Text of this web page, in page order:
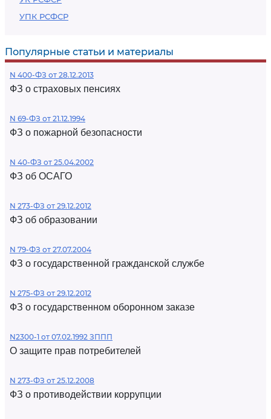
УПК РСФСР
Популярные статьи и материалы
N 400-ФЗ от 28.12.2013
ФЗ о страховых пенсиях
N 69-ФЗ от 21.12.1994
ФЗ о пожарной безопасности
N 40-ФЗ от 25.04.2002
ФЗ об ОСАГО
N 273-ФЗ от 29.12.2012
ФЗ об образовании
N 79-ФЗ от 27.07.2004
ФЗ о государственной гражданской службе
N 275-ФЗ от 29.12.2012
ФЗ о государственном оборонном заказе
N2300-1 от 07.02.1992 ЗППП
О защите прав потребителей
N 273-ФЗ от 25.12.2008
ФЗ о противодействии коррупции